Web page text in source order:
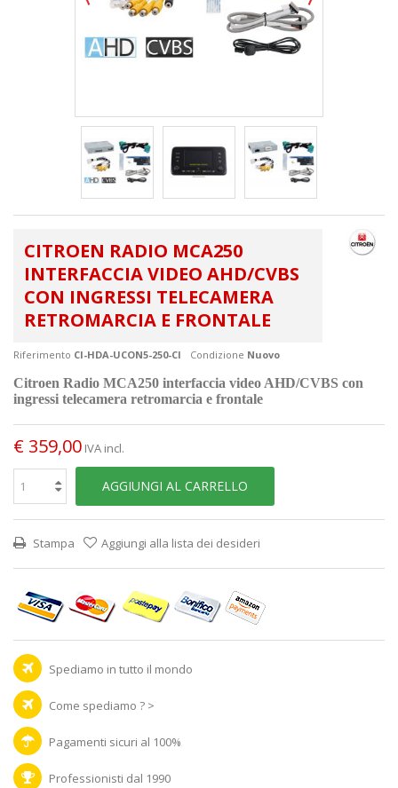
CITROEN RADIO MCA250
INTERFACCIA VIDEO AHD/CVBS
CON INGRESSI TELECAMERA
RETROMARCIA E FRONTALE
Riferimento CI-HDA-UCON5-250-CI Condizione Nuovo
Citroen Radio MCA250 interfaccia video AHD/CVBS con
ingressi telecamera retromarcia e frontale
€ 359,00 IVA incl.
AGGIUNGI AL CARRELLO
Stampa Aggiungi alla lista dei desideri
Spediamo in tutto il mondo
Come spediamo ? >
Pagamenti sicuri al 100%
Professionisti dal 1990